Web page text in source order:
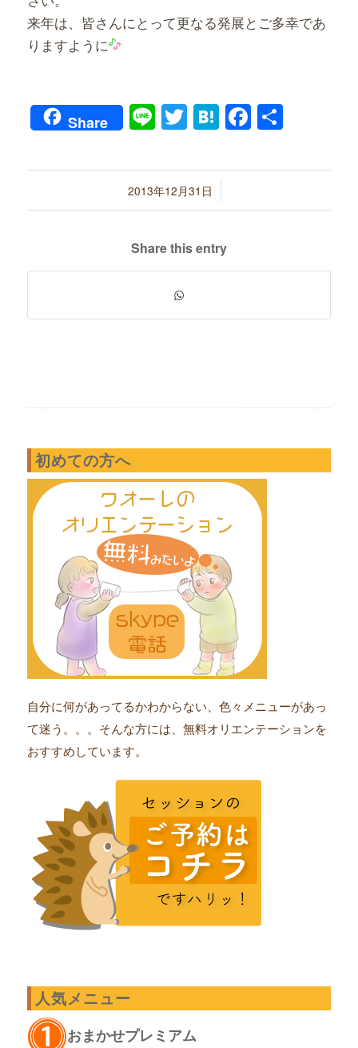
来年は、皆さんにとって更なる発展とご多幸であ
りますように
Share LineTwitter
Hatena共
2013年12月31日
/
Share this entry
初めての方へ
自分に何があってるかわからない、色々メニューがあっ
て迷う。。。そんな方には、無料オリエンテーションを
おすすめしています。
人気メニュー
おまかせプレミアム